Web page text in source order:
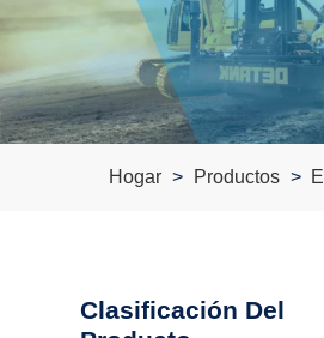
Hogar Productos
Clasificación Del